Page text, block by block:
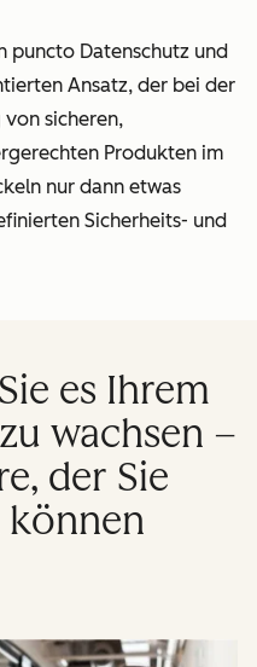
puncto Datenschutz und
Ansatz, der bei der
sicheren,
Produkten im
nur dann etwas
Sicherheits- und
es Ihrem
wachsen –
der Sie